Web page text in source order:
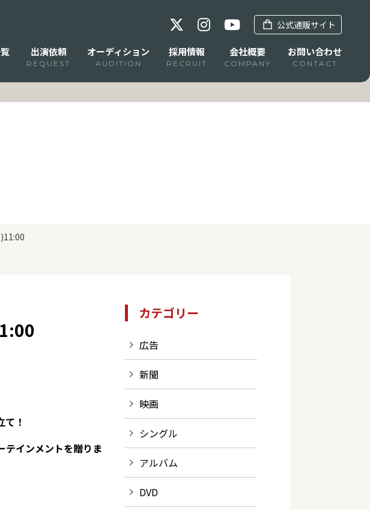
公式通販サイト
出演依頼
REQUEST
オーディション
AUDITION
採用情報
RECRUIT
会社概要
COMPANY
お問い合わせ
CONTACT
て！
テインメントを贈りま
カテゴリー
広告
新聞
映画
シングル
アルバム
DVD